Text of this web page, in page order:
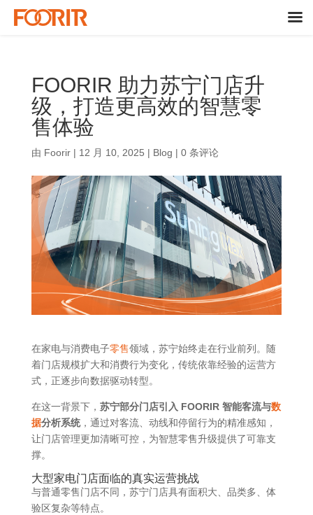
FOORIR 助力苏宁门店升
级，打造更高效的智慧零
售体验
由 Foorir| 12 月 10, 2025 | Blog | 0 条评论
在家电与消费电子零售领域，苏宁始终走在行业前列。随
着门店规模扩大和消费行为变化，传统依靠经验的运营方
式，正逐步向数据驱动转型。
在这一背景下， 苏宁部分门店引入 FOORIR 智能客流与数
据分析系统，通过对客流、动线和停留行为的精准感知，
让门店管理更加清晰可控，为智慧零售升级提供了可靠支
撑。
大型家电门店面临的真实运营挑战
与普通零售门店不同，苏宁门店具有面积大、品类多、体
验区复杂等特点。